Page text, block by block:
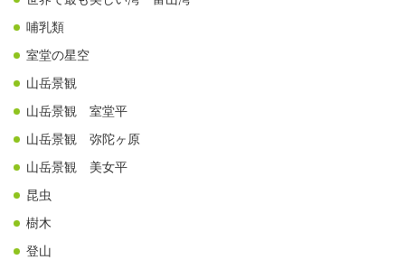
哺乳類
室堂の星空
山岳景観
山岳景観 室堂平
山岳景観 弥陀ヶ原
山岳景観 美女平
昆虫
樹木
登山